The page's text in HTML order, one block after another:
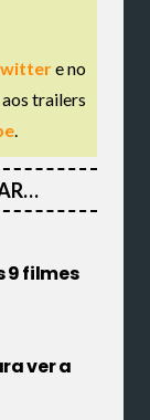
e no
aos trailers
9 filmes
ver a